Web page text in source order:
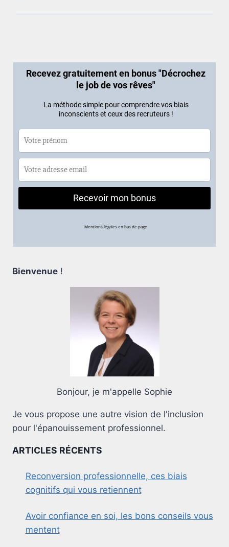
Bienvenue !
Bonjour, je m'appelle Sophie
Je vous propose une autre vision de l'inclusion
pour l'épanouissement professionnel.
ARTICLES RÉCENTS
Reconversion professionnelle, ces biais
cognitifs qui vous retiennent
Avoir confiance en soi, les bons conseils vous
mentent